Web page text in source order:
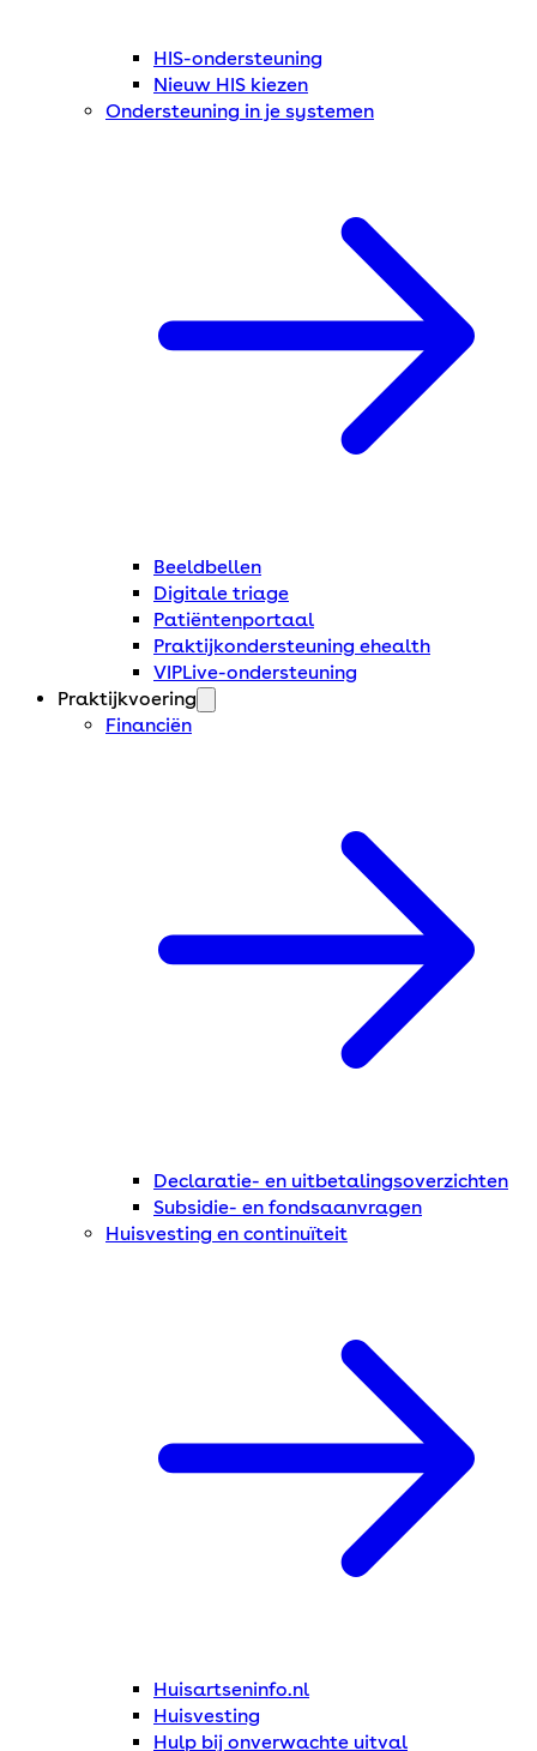
HIS-ondersteuning
Nieuw HIS kiezen
Ondersteuning in je systemen
Beeldbellen
Digitale triage
Patiëntenportaal
Praktijkondersteuning ehealth
VIPLive-ondersteuning
Praktijkvoering
Financiën
Declaratie- en uitbetalingsoverzichten
Subsidie- en fondsaanvragen
Huisvesting en continuïteit
Huisartseninfo.nl
Huisvesting
Hulp bij onverwachte uitval